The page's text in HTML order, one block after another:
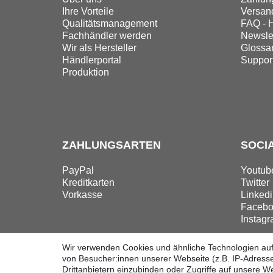
Ihre Vorteile
Qualitätsmanagement
Fachhändler werden
Wir als Hersteller
Händlerportal
Produktion
FAQ -
ZAHLUNGSARTEN
PayPal
Kreditkarten
Vorkasse
Twitter
Widerrufsrecht
Wir verwenden Cookies und ähnliche Technologien
von Besucher:innen unserer Webseite (z.B. IP-
Drittanbietern einzubinden oder Zugriffe auf unsere